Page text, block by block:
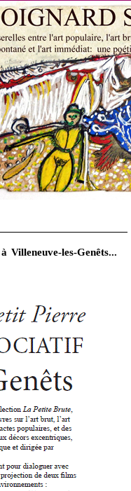
Villeneuve-les-Genêts...